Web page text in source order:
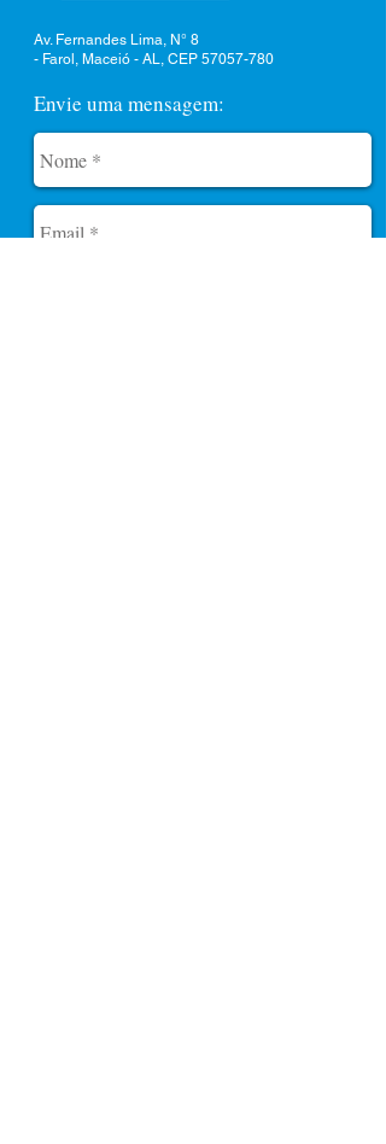
Av. Fernandes Lima, N° 8
- Farol, Maceió - AL, CEP 57057-780
Envie uma mensagem: